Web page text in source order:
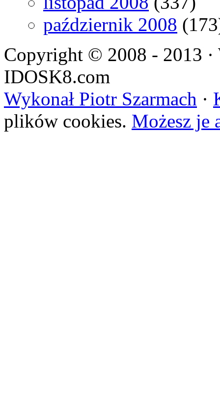
październik 2008
Copyright © 2008 - 2013 ·
IDOSK8.com
Wykonał Piotr Szarmach ·
plików cookies. Możesz je